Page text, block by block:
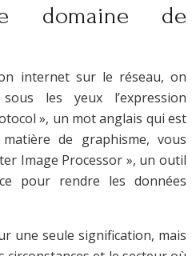
domaine de
internet sur le réseau, on
les yeux l’expression
», un mot anglais qui est
de graphisme, vous
Image Processor », un outil
pour rendre les données
une seule signification, mais